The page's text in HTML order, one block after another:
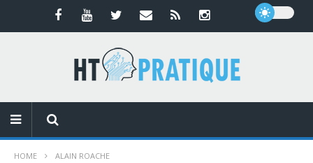
HOME ALAIN ROACHE